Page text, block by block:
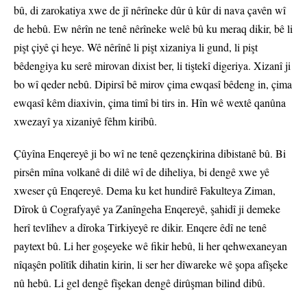
bû, di zarokatiya xwe de jî nêrîneke dûr û kûr di nava çavên wî
de hebû. Ew nêrîn ne tenê nêrîneke welê bû ku meraq dikir, bê li
pişt çiyê çi heye. Wê nêrînê li pişt xizaniya li gund, li pişt
bêdengiya ku serê mirovan dixist ber, li tiştekî digeriya. Xizanî ji
bo wî qeder nebû. Dipirsî bê mirov çima ewqasî bêdeng in, çima
ewqasî kêm diaxivin, çima timî bi tirs in. Hîn wê wextê qanûna
xwezayî ya xizaniyê fêhm kiribû.
Çûyîna Enqereyê ji bo wî ne tenê qezençkirina dibistanê bû. Bi
pirsên mîna volkanê di dilê wî de diheliya, bi dengê xwe yê
xweser çû Enqereyê. Dema ku ket hundirê Fakulteya Ziman,
Dîrok û Cografyayê ya Zanîngeha Enqereyê, şahidî ji demeke
herî tevlîhev a dîroka Tirkiyeyê re dikir. Enqere êdî ne tenê
paytext bû. Li her goşeyeke wê fikir hebû, li her qehwexaneyan
nîqaşên polîtîk dihatin kirin, li ser her dîwareke wê şopa afîşeke
nû hebû. Li gel dengê fîşekan dengê dirûşman bilind dibû.